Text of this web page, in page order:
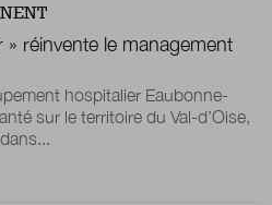
» réinvente le management
hospitalier Eaubonne-
sur le territoire du Val-d’Oise,